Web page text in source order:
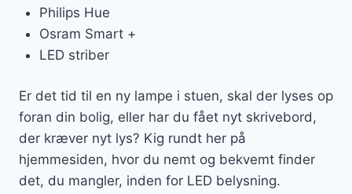
Philips Hue
Osram Smart +
LED striber
Er det tid til en ny lampe i stuen, skal der lyses op
foran din bolig, eller har du fået nyt skrivebord,
der kræver nyt lys? Kig rundt her på
hjemmesiden, hvor du nemt og bekvemt finder
det, du mangler, inden for LED belysning.